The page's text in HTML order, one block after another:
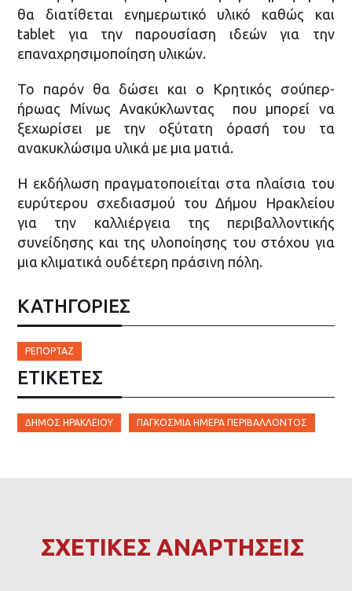
θα διατίθεται ενημερωτικό υλικό καθώς και
tablet για την παρουσίαση ιδεών για την
επαναχρησιμοποίηση υλικών.
Το παρόν θα δώσει και ο Κρητικός σούπερ-
ήρωας Μίνως Ανακύκλωντας που μπορεί να
ξεχωρίσει με την οξύτατη όρασή του τα
ανακυκλώσιμα υλικά με μια ματιά.
Η εκδήλωση πραγματοποιείται στα πλαίσια του
ευρύτερου σχεδιασμού του Δήμου Ηρακλείου
για την καλλιέργεια της περιβαλλοντικής
συνείδησης και της υλοποίησης του στόχου για
μια κλιματικά ουδέτερη πράσινη πόλη.
ΚΑΤΗΓΟΡΙΕΣ
ΡΕΠΟΡΤΆΖ
ΕΤΙΚΈΤΕΣ
ΔΉΜΟΣ ΗΡΑΚΛΕΊΟΥ ΠΑΓΚΌΣΜΙΑ ΗΜΈΡΑ ΠΕΡΙΒΆΛΛΟΝΤΟΣ
ΣΧΕΤΙΚΕΣ ΑΝΑΡΤΗΣΕΙΣ